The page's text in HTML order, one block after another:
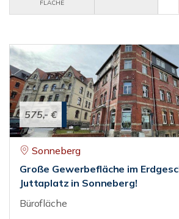
FLÄCHE
575,- €
Sonneberg
Große Gewerbefläche im
Juttaplatz in Sonneberg!
Bürofläche